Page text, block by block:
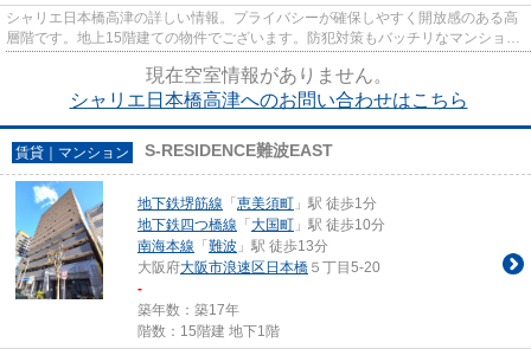
シャリエ日本橋高津の詳しい情報。プライバシーが確保しやすく開放感のある高
層階です。地上15階建ての物件でございます。防犯対策もバッチリなマンション
現在空室情報がありません。
シャリエ日本橋高津へのお問い合わせはこちら
賃貸｜マンション S-RESIDENCE難波EAST
地下鉄堺筋線 「 恵美須町 」駅 徒歩1分
地下鉄四つ橋線 「 大国町 」駅 徒歩10分
南海本線 「 難波 」駅 徒歩13分
大阪府大阪市浪速区 日本橋 ５丁目5-20
-
築年数：築17年
階数：15階建 地下1階